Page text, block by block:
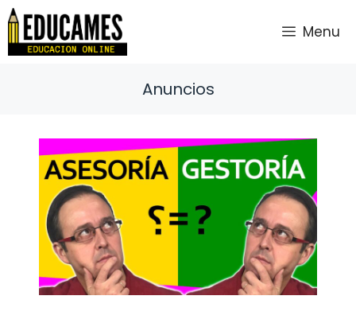
Saltar
contenido
Menu
Anuncios